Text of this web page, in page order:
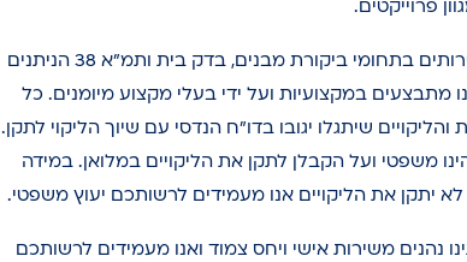
פרוייקטים.
מגוון שירותים בתחומי ביקורת מבנים, בדק בית ותמ"א 38 הניתנים
מתבצעים במקצועיות ועל ידי בעלי מקצוע מיומנים. כל
והליקויים שיתגלו יגובו בדו”ח הנדסי עם שיוך הליקוי לתקן.
משפטי ועל הקבלן לתקן את הליקויים במלואן. במידה
לא יתקן את הליקויים אנו מעמידים לרשותכם יעוץ משפטי.
נהנים משירות אישי ויחס צמוד ואנו מעמידים לרשותכם